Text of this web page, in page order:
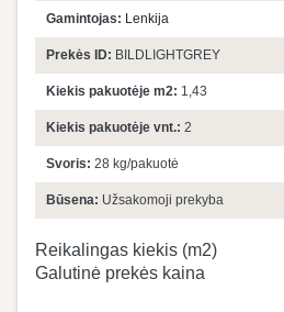
Gamintojas: Lenkija
Prekės ID: BILDLIGHTGREY
Kiekis pakuotėje m2: 1,43
Kiekis pakuotėje vnt.: 2
Svoris: 28 kg/pakuotė
Būsena: Užsakomoji prekyba
Reikalingas kiekis (m2)
Galutinė prekės kaina